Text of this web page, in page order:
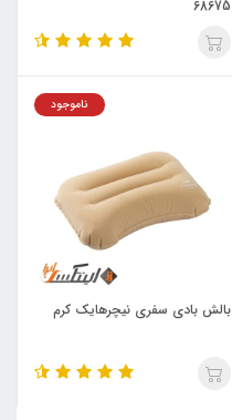
68675
ناموجود
بالش بادی سفری نیچرهایک کرم